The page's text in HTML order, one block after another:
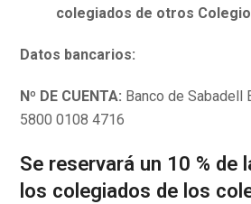
colegiados de otros
Datos bancarios:
Nº DE CUENTA: Banco de Sabadell
5800 0108 4716
Se reservará un 10 % de
los colegiados de los